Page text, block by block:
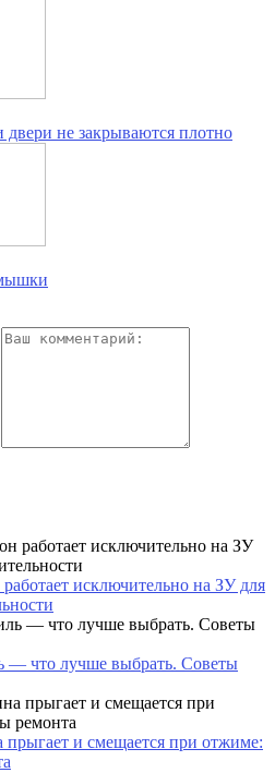
двери не закрываются плотно
исключительно на ЗУ для
— что лучше выбрать. Советы
и смещается при отжиме: